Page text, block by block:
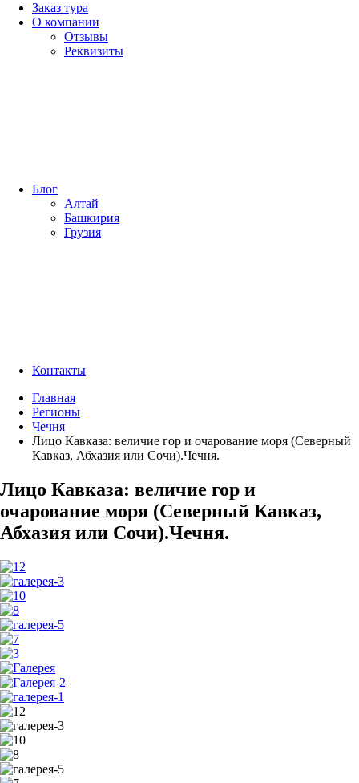
Заказ тура
О компании
Отзывы
Реквизиты
Блог
Алтай
Башкирия
Грузия
Контакты
Главная
Регионы
Чечня
Лицо Кавказа: величие гор и очарование моря (Северный
Кавказ, Абхазия или Сочи).Чечня.
Лицо Кавказа: величие гор и
очарование моря (Северный Кавказ,
Абхазия или Сочи).Чечня.